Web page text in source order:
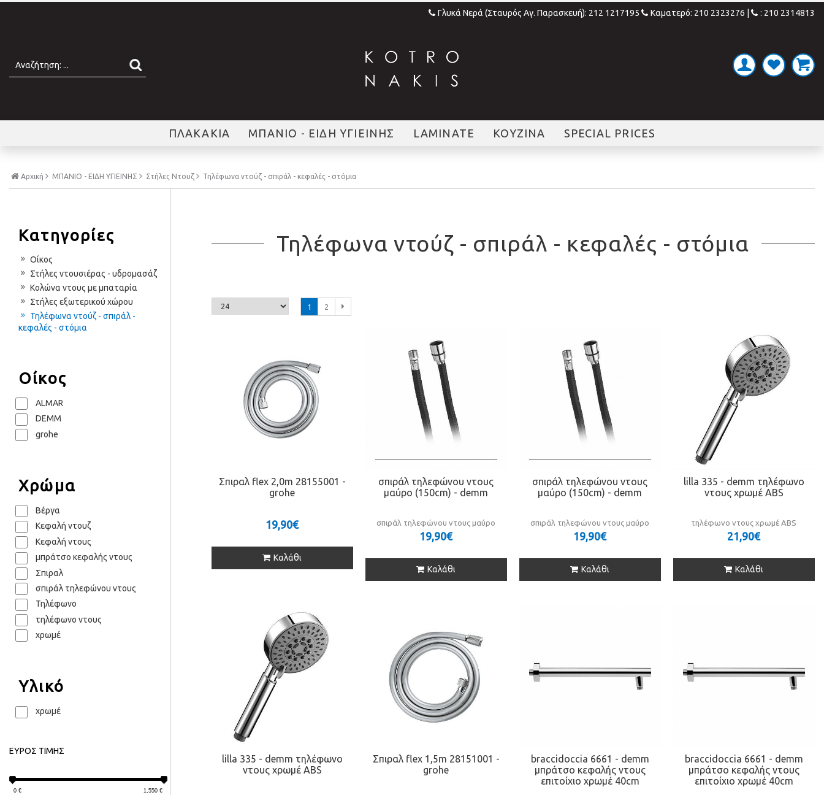
Γλυκά Νερά (Σταυρός Αγ. Παρασκευή): 212 1217195 Καματερό: 210 2323276 : 210 2314813
ΠΛΑΚΑΚΙΑ ΜΠΑΝΙΟ - ΕΙΔΗ ΥΓΙΕΙΝΗΣ LAMINATE ΚΟΥΖΙΝΑ SPECIAL PRICES
Αρχική ΜΠΑΝΙΟ - ΕΙΔΗ ΥΓΙΕΙΝΗΣ Στήλες Ντουζ Τηλέφωνα ντούζ - σπιράλ - κεφαλές - στόμια
Κατηγορίες
Οίκος
Στήλες ντουσιέρας - υδρομασάζ
Κολώνα ντους με μπαταρία
Στήλες εξωτερικού χώρου
Τηλέφωνα ντούζ - σπιράλ -
κεφαλές - στόμια
Οίκος
ALMAR
DEMM
grohe
Χρώμα
Βέργα
Κεφαλή ντουζ
Κεφαλή ντους
μπράτσο κεφαλής ντους
Σπιραλ
σπιράλ τηλεφώνου ντους
Τηλέφωνο
τηλέφωνο ντους
χρωμέ
Υλικό
χρωμέ
ΕΥΡΟΣ ΤΙΜΗΣ
0 € 1,550 €
Τηλέφωνα ντούζ - σπιράλ - κεφαλές - στόμια
1 2
Σπιραλ flex 2,0m 28155001 -
grohe
19,90€
Καλάθι
σπιράλ τηλεφώνου ντους
μαύρο (150cm) - demm
σπιράλ τηλεφώνου ντους μαύρο
19,90€
Καλάθι
σπιράλ τηλεφώνου ντους
μαύρο (150cm) - demm
σπιράλ τηλεφώνου ντους μαύρο
19,90€
Καλάθι
lilla 335 - demm τηλέφωνο
ντους χρωμέ ABS
τηλέφωνο ντους χρωμέ ABS
21,90€
Καλάθι
lilla 335 - demm τηλέφωνο
ντους χρωμέ ABS
Σπιραλ flex 1,5m 28151001 -
grohe
braccidoccia 6661 - demm
μπράτσο κεφαλής ντους
επιτοίχιο χρωμέ 40cm
braccidoccia 6661 - demm
μπράτσο κεφαλής ντους
επιτοίχιο χρωμέ 40cm